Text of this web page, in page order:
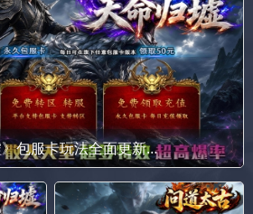
天王神途《天命归墟》包服卡玩法全面更新、在线送超多福利、散人天堂、超多特效、超高爆率（剑魂洗练特色玩法邀你来战）